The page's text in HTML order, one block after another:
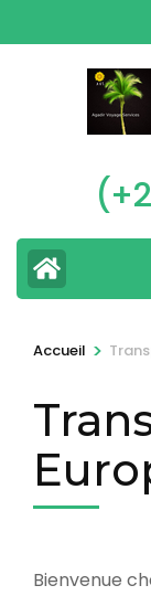
au
Accueil >
Bienvenue